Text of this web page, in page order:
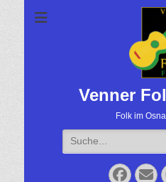
Venner
Folk im
Suche
für: